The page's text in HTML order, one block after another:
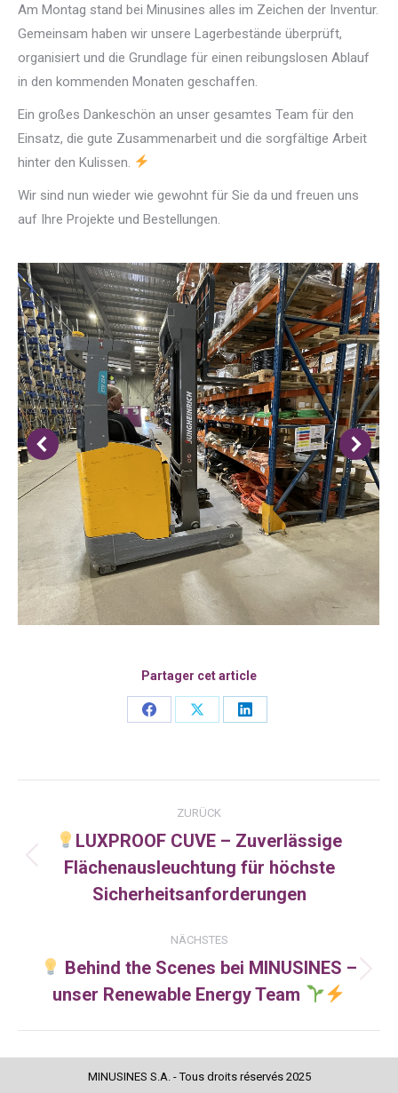
Am Montag stand bei Minusines alles im Zeichen der Inventur.
Gemeinsam haben wir unsere Lagerbestände überprüft,
organisiert und die Grundlage für einen reibungslosen Ablauf
in den kommenden Monaten geschaffen.
Ein großes Dankeschön an unser gesamtes Team für den
Einsatz, die gute Zusammenarbeit und die sorgfältige Arbeit
hinter den Kulissen.
Wir sind nun wieder wie gewohnt für Sie da und freuen uns
auf Ihre Projekte und Bestellungen.
Partager cet article
Share
Share
Share
Kommentarnavigation
ZURÜCK
Vorheriger
Beitrag:
LUXPROOF CUVE – Zuverlässige
Flächenausleuchtung für höchste
Sicherheitsanforderungen
NÄCHSTES
Nächster
Beitrag:
Behind the Scenes bei MINUSINES –
unser Renewable Energy Team
MINUSINES S.A. - Tous droits réservés 2025